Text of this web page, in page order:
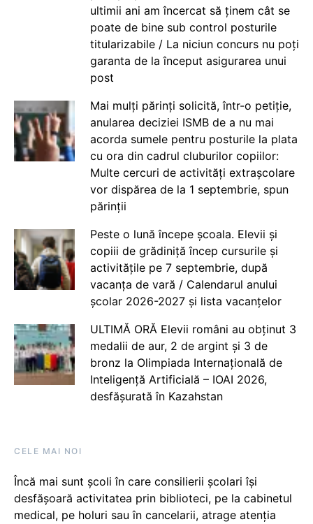
ultimii ani am încercat să ținem cât se
poate de bine sub control posturile
titularizabile / La niciun concurs nu poți
garanta de la început asigurarea unui
post
Mai mulți părinți solicită, într-o petiție,
anularea deciziei ISMB de a nu mai
acorda sumele pentru posturile la plata
cu ora din cadrul cluburilor copiilor:
Multe cercuri de activități extrașcolare
vor dispărea de la 1 septembrie, spun
părinții
Peste o lună începe școala. Elevii și
copiii de grădiniță încep cursurile și
activitățile pe 7 septembrie, după
vacanța de vară / Calendarul anului
școlar 2026-2027 și lista vacanțelor
ULTIMĂ ORĂ Elevii români au obținut 3
medalii de aur, 2 de argint și 3 de
bronz la Olimpiada Internațională de
Inteligență Artificială – IOAI 2026,
desfășurată în Kazahstan
CELE MAI NOI
Încă mai sunt școli în care consilierii școlari își
desfășoară activitatea prin biblioteci, pe la cabinetul
medical, pe holuri sau în cancelarii, atrage atenția